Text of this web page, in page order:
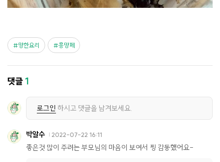
망한요리 흥망페
댓글1
로그인 하시고 댓글을 남겨보세요.
박알수 2022-07-22 16:11
좋은것 많이 주려는 부모님의 마음이 보여서 찡 감동했어요-